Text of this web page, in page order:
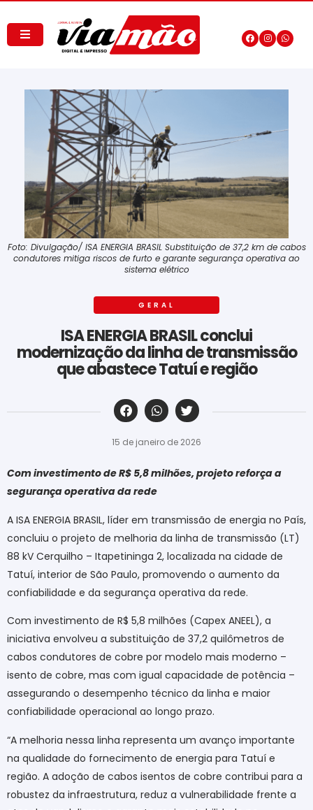
Foto: Divulgação/ ISA ENERGIA BRASIL Substituição de 37,2 km de cabos
condutores mitiga riscos de furto e garante segurança operativa ao
sistema elétrico
GERAL
ISA ENERGIA BRASIL conclui
modernização da linha de transmissão
que abastece Tatuí e região
‎ ‎ ‎ ‎ ‎ ‎ ‎ ‎ ‎ ‎ ‎ ‎ ‎ ‎ ‎ ‎ ‎ ‎ ‎ ‎ ‎ ‎ ‎ ‎ ‎ ‎ ‎ ‎ ‎ ‎ ‎
15 de janeiro de 2026
Com investimento de R$ 5,8 milhões, projeto reforça a
segurança operativa da rede
A ISA ENERGIA BRASIL, líder em transmissão de energia no País,
concluiu o projeto de melhoria da linha de transmissão (LT)
88 kV Cerquilho – Itapetininga 2, localizada na cidade de
Tatuí, interior de São Paulo, promovendo o aumento da
confiabilidade e da segurança operativa da rede.
Com investimento de R$ 5,8 milhões (Capex ANEEL), a
iniciativa envolveu a substituição de 37,2 quilômetros de
cabos condutores de cobre por modelo mais moderno –
isento de cobre, mas com igual capacidade de potência –
assegurando o desempenho técnico da linha e maior
confiabilidade operacional ao longo prazo.
“A melhoria nessa linha representa um avanço importante
na qualidade do fornecimento de energia para Tatuí e
região. A adoção de cabos isentos de cobre contribui para a
robustez da infraestrutura, reduz a vulnerabilidade frente a